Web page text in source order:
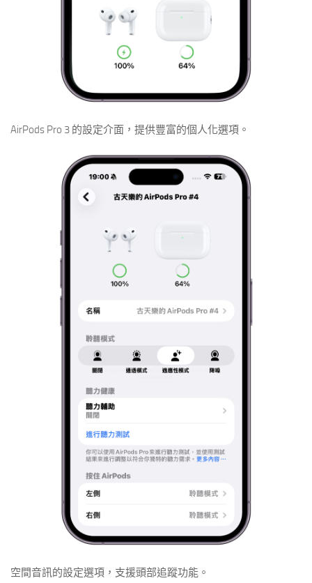
AirPods Pro 3 的設定介面，提供豐富的個人化選項。
空間音訊的設定選項，支援頭部追蹤功能。